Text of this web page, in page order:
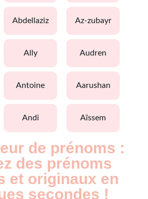
abdellaziz az-zubayr
ally audren
antoine aarushan
andi aïssem
de prénoms :
des prénoms
et originaux en
secondes !